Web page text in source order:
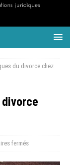
du divorce chez
fermés